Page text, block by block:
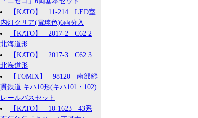
【KATO】 11-214 LED室
内灯クリア(電球色)6両分入
【KATO】 2017-2 C62 2
北海道形
【KATO】 2017-3 C62 3
北海道形
【TOMIX】 98120 南部縦
貫鉄道 キハ10形(キハ101・102)
レールバスセット
【KATO】 10-1623 43系